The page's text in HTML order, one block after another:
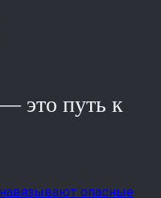
это путь к
опасные